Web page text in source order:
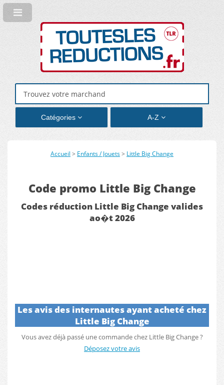
Catégories A-Z
Accueil > Enfants / Jouets> Little Big Change
Code promo Little Big Change
Codes réduction Little Big Change valides
ao�t 2026
Les avis des internautes ayant acheté chez
Little Big Change
Vous avez déjà passé une commande chez Little Big Change ?
Déposez votre avis